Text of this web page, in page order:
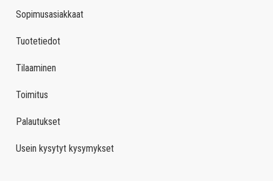
Sopimusasiakkaat
Tuotetiedot
Tilaaminen
Toimitus
Palautukset
Usein kysytyt kysymykset